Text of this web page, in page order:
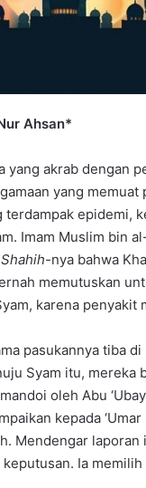
Ahsan*
yang akrab dengan
yang memuat
terdampak epidemi,
Imam Muslim bin
Shahih-nya bahwa
memutuskan
karena penyakit
pasukannya tiba
Syam itu, mereka
oleh Abu
kepada
Mendengar laporan
Ia